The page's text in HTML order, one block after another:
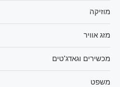
מוזיקה
מזג אוויר
מכשירים וגאדג'טים
משפט